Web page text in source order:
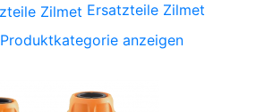
Ersatzteile Zilmet
Produktkategorie anzeigen